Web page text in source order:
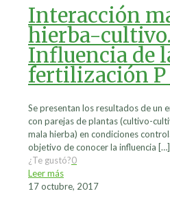
Interacción
hierba-cultivo.
Influencia de
fertilización P
Se presentan los resultados de un
con parejas de plantas (cultivo-
mala hierba) en condiciones
objetivo de conocer la influencia […]
¿Te gustó?0
Leer más
17 octubre, 2017